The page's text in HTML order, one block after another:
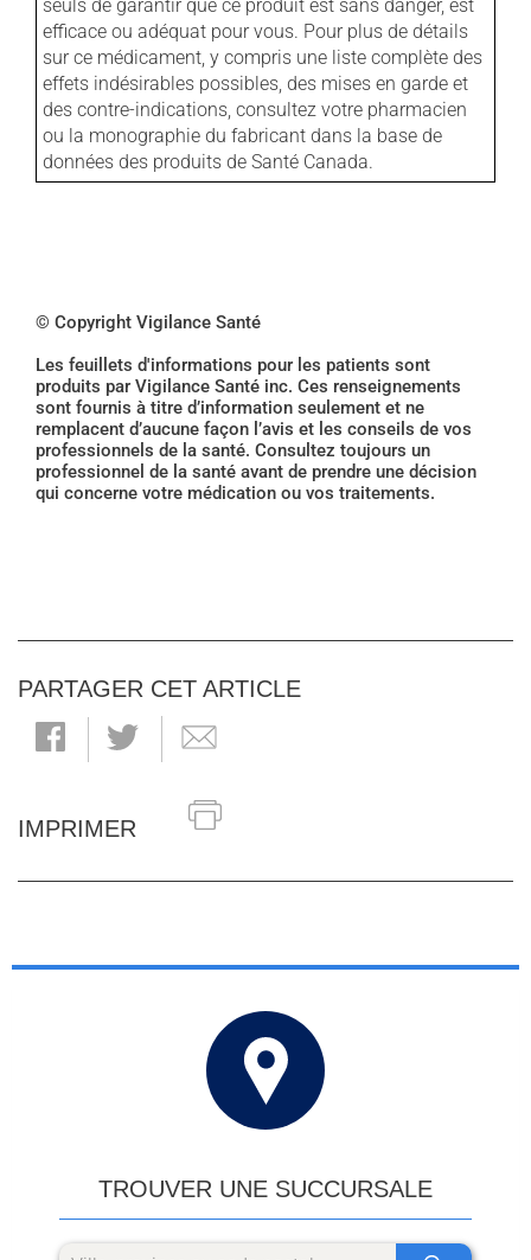
seuls de garantir que ce produit est sans danger, est
efficace ou adéquat pour vous. Pour plus de détails
sur ce médicament, y compris une liste complète des
effets indésirables possibles, des mises en garde et
des contre-indications, consultez votre pharmacien
ou la monographie du fabricant dans la base de
données des produits de Santé Canada.
© Copyright Vigilance Santé
Les feuillets d'informations pour les patients sont
produits par Vigilance Santé inc. Ces renseignements
sont fournis à titre d’information seulement et ne
remplacent d’aucune façon l’avis et les conseils de vos
professionnels de la santé. Consultez toujours un
professionnel de la santé avant de prendre une décision
qui concerne votre médication ou vos traitements.
PARTAGER CET ARTICLE
IMPRIMER
TROUVER UNE SUCCURSALE